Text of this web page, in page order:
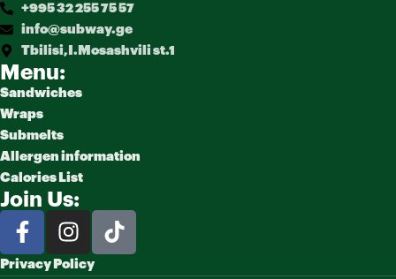
+995 32 255 75 57
info@subway.ge
Tbilisi,I.Mosashvili st.1
Menu:
Sandwiches
Wraps
Submelts
Allergen information
Calories List
Join Us:
Privacy Policy